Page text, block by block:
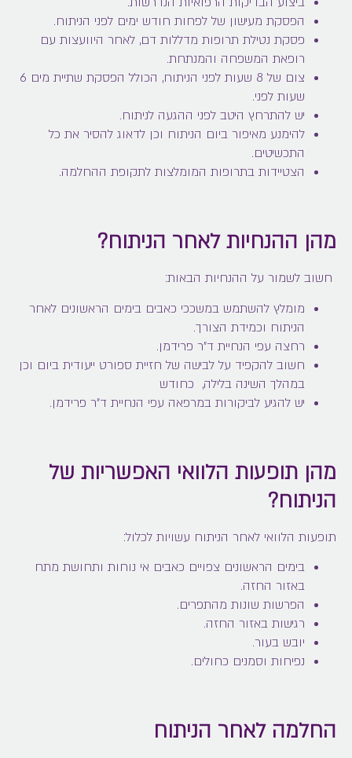
הפסקת מעישון של לפחות חודש ימים לפני הניתוח.
פסקת נטילת תרופות מדללות דם, לאחר היוועצות עם
רופאת המשפחה והמנתחת.
צום של 8 שעות לפני הניתוח, הכולל הפסקת שתיית מים 6
שעות לפני.
יש להתרחץ היטב לפני ההגעה לניתוח.
להימנע מאיפור ביום הניתוח וכן לדאוג להסיר את כל
התכשיטים.
הצטיידות בתרופות המומלצות לתקופת ההחלמה.
מהן ההנחיות לאחר הניתוח?
חשוב לשמור על ההנחיות הבאות:
מומלץ להשתמש במשככי כאבים בימים הראשונים לאחר
הניתוח וכמידת הצורך.
רחצה עפי הנחיית ד"ר פרידמן.
חשוב להקפיד על לבישה של חזיית ספורט ייעודית ביום וכן
במהלך השינה בלילה, כחודש
יש להגיע לביקורות במרפאה עפי הנחיית ד"ר פרידמן.
מהן תופעות הלוואי האפשריות של
הניתוח?
תופעות הלוואי לאחר הניתוח עשויות לכלול:
בימים הראשונים צפויים כאבים אי נוחות ותחושת מתח
באזור החזה.
הפרשות שונות מהתפרים.
רגישות באזור החזה.
יובש בעור.
נפיחות וסמנים כחולים.
החלמה לאחר הניתוח